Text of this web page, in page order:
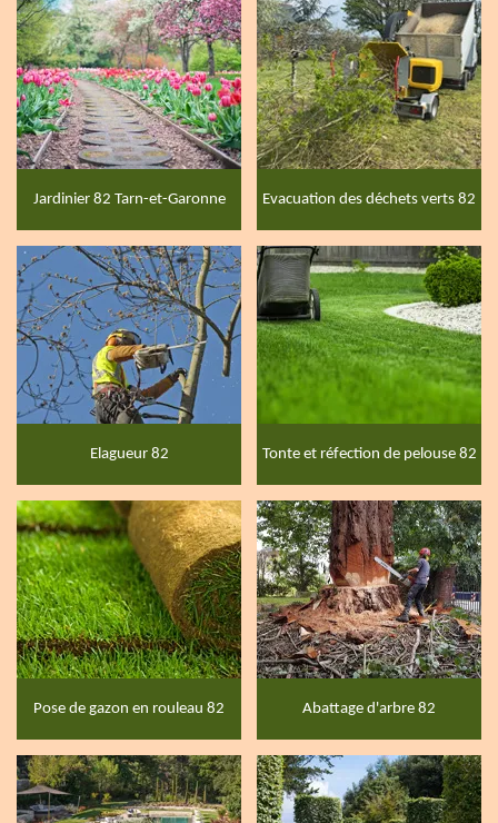
Jardinier 82 Tarn-et-Garonne Evacuation des déchets verts 82
Elagueur 82 Tonte et réfection de pelouse 82
Pose de gazon en rouleau 82 Abattage d'arbre 82